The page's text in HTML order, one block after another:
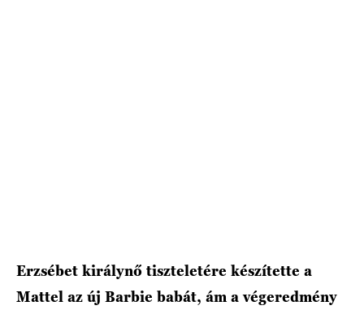
Erzsébet királynő tiszteletére készítette a
Mattel az új Barbie babát, ám a végeredmény